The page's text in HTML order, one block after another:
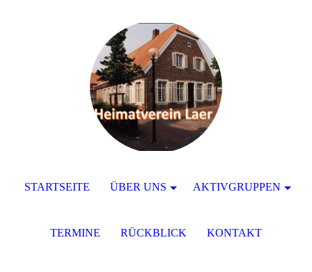
STARTSEITE ÜBER UNS AKTIVGRUPPEN
TERMINE RÜCKBLICK KONTAKT